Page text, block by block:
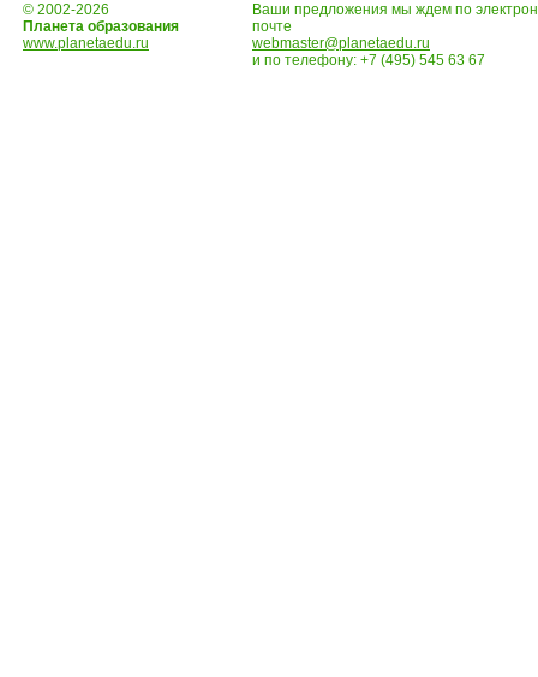
© 2002-2026
Планета образования
www.planetaedu.ru
Ваши предложения мы ждем по
почте
webmaster@planetaedu.ru
и по телефону: +7 (495) 545 63 67